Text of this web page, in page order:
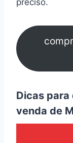
preciso.
Dicas
venda de